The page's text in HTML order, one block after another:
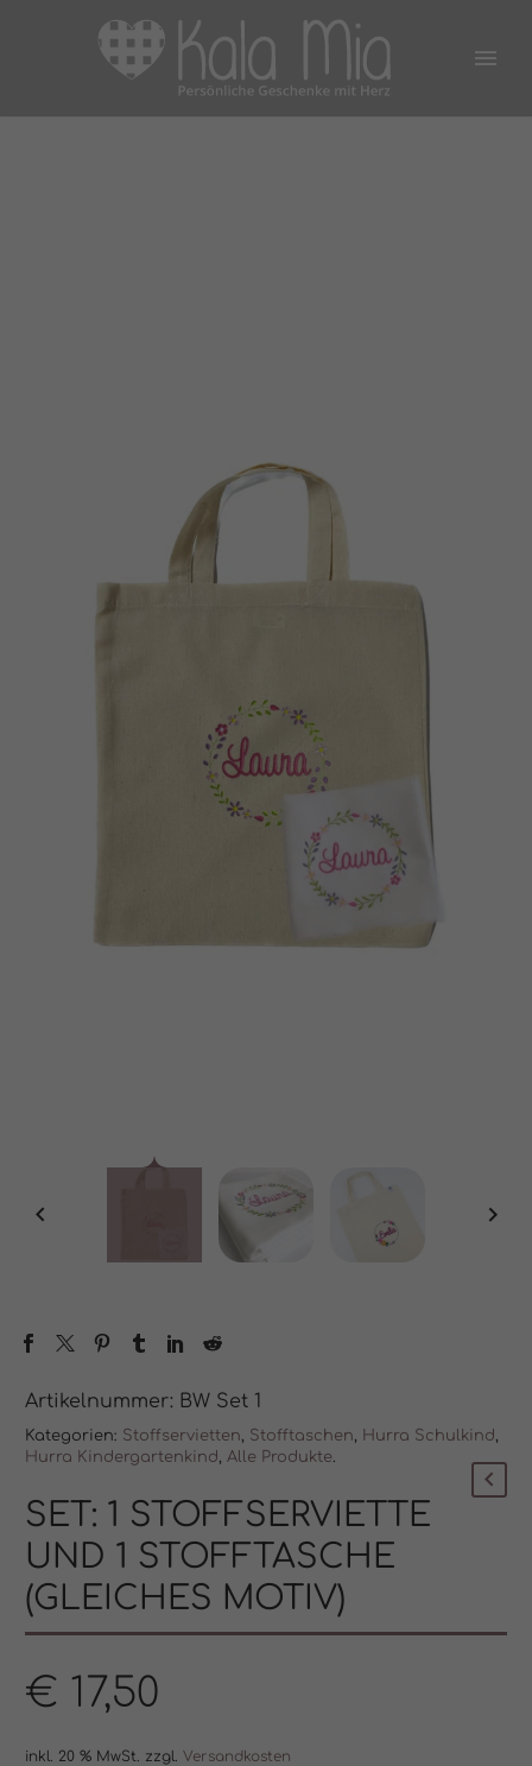
Artikelnummer: BW Set 1
Kategorien: Stoffservietten, Stofftaschen, Hurra Schulkind,
Hurra Kindergartenkind, Alle Produkte.
SET: 1 STOFFSERVIETTE
UND 1 STOFFTASCHE
(GLEICHES MOTIV)
€ 17,50
inkl. 20 % MwSt. zzgl. Versandkosten